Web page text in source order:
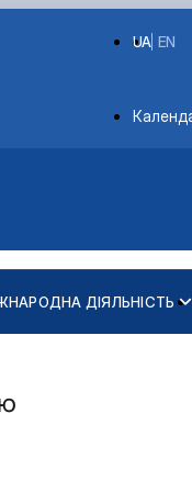
EN
UA
ДІЯЛЬНІСТЬ